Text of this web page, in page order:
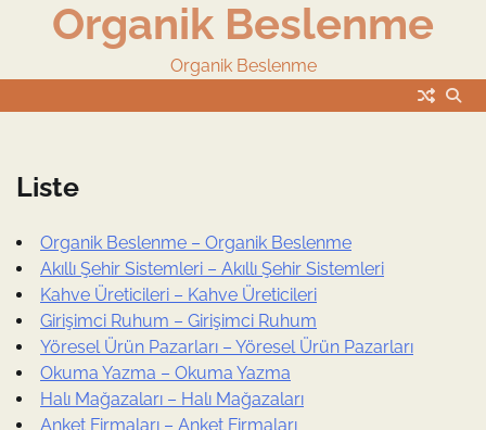
Organik Beslenme
Organik Beslenme
Liste
Organik Beslenme – Organik Beslenme
Akıllı Şehir Sistemleri – Akıllı Şehir Sistemleri
Kahve Üreticileri – Kahve Üreticileri
Girişimci Ruhum – Girişimci Ruhum
Yöresel Ürün Pazarları – Yöresel Ürün Pazarları
Okuma Yazma – Okuma Yazma
Halı Mağazaları – Halı Mağazaları
Anket Firmaları – Anket Firmaları